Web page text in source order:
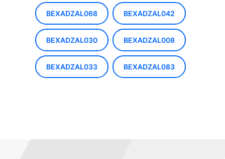
BEXADZAL068 BEXADZAL042
BEXADZAL030 BEXADZAL008
BEXADZAL033 BEXADZAL083